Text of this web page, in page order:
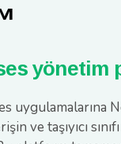
yönetim
uygulamalarına
ve taşıyıcı